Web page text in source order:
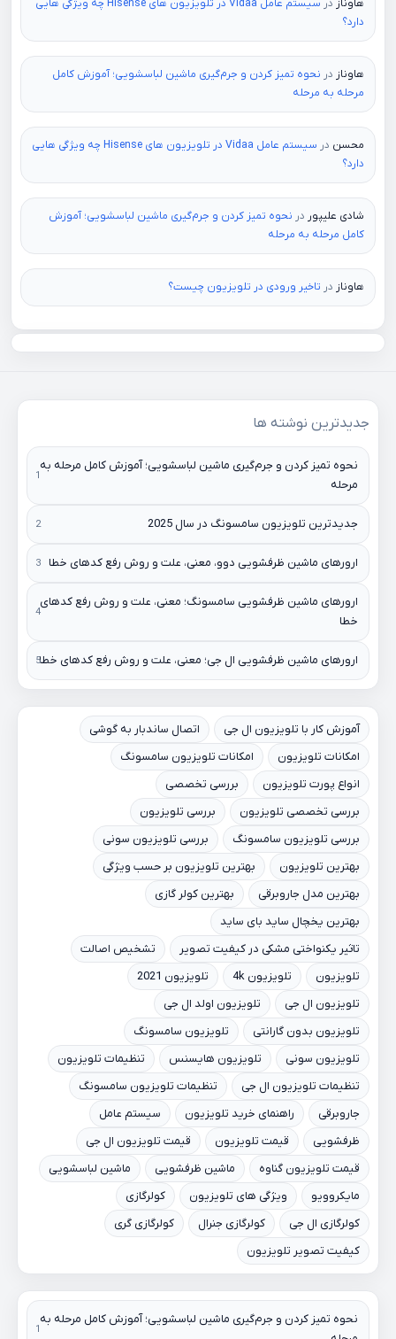
هاوناز در
سیستم عامل Vidaa در تلویزیون های Hisense چه ویژگی هایی
دارد؟
هاوناز در نحوه تمیز کردن و جرم‌گیری ماشین لباسشویی؛ آموزش کامل
مرحله به مرحله
محسن در
سیستم عامل Vidaa در تلویزیون های Hisense چه ویژگی هایی
دارد؟
شادی علیپور در نحوه تمیز کردن و جرم‌گیری ماشین لباسشویی؛ آموزش
کامل مرحله به مرحله
هاوناز در تاخیر ورودی در تلویزیون چیست؟
جدیدترین نوشته ها
نحوه تمیز کردن و جرم‌گیری ماشین لباسشویی؛ آموزش کامل مرحله به
مرحله
جدیدترین تلویزیون سامسونگ در سال 2025
ارورهای ماشین ظرفشویی دوو، معنی، علت و روش رفع کدهای خطا
ارورهای ماشین ظرفشویی سامسونگ؛ معنی، علت و روش رفع کدهای
خطا
ارورهای ماشین ظرفشویی ال جی؛ معنی، علت و روش رفع کدهای خطا
آموزش کار با تلویزیون ال جی
اتصال ساندبار به گوشی
امکانات تلویزیون
امکانات تلویزیون سامسونگ
انواع پورت تلویزیون
بررسی تخصصی
بررسی تخصصی تلویزیون
بررسی تلویزیون
بررسی تلویزیون سامسونگ
بررسی تلویزیون سونی
بهترین تلویزیون
بهترین تلویزیون بر حسب ویژگی
بهترین مدل جاروبرقی
بهترین کولر گازی
بهترین یخچال ساید بای ساید
تاثیر یکنواختی مشکی در کیفیت تصویر
تشخیص اصالت
تلویزیون
تلویزیون 4k
تلویزیون 2021
تلویزیون ال جی
تلویزیون اولد ال جی
تلویزیون بدون گارانتی
تلویزیون سامسونگ
تلویزیون سونی
تلویزیون هایسنس
تنظیمات تلویزیون
تنظیمات تلویزیون ال جی
تنظیمات تلویزیون سامسونگ
جاروبرقی
راهنمای خرید تلویزیون
سیستم عامل
ظرفشویی
قیمت تلویزیون
قیمت تلویزیون ال جی
قیمت تلویزیون گناوه
ماشین ظرفشویی
ماشین لباسشویی
مایکروویو
ویژگی های تلویزیون
کولرگازی
کولرگازی ال جی
کولرگازی جنرال
کولرگازی گری
کیفیت تصویر تلویزیون
نحوه تمیز کردن و جرم‌گیری ماشین لباسشویی؛ آموزش کامل مرحله به